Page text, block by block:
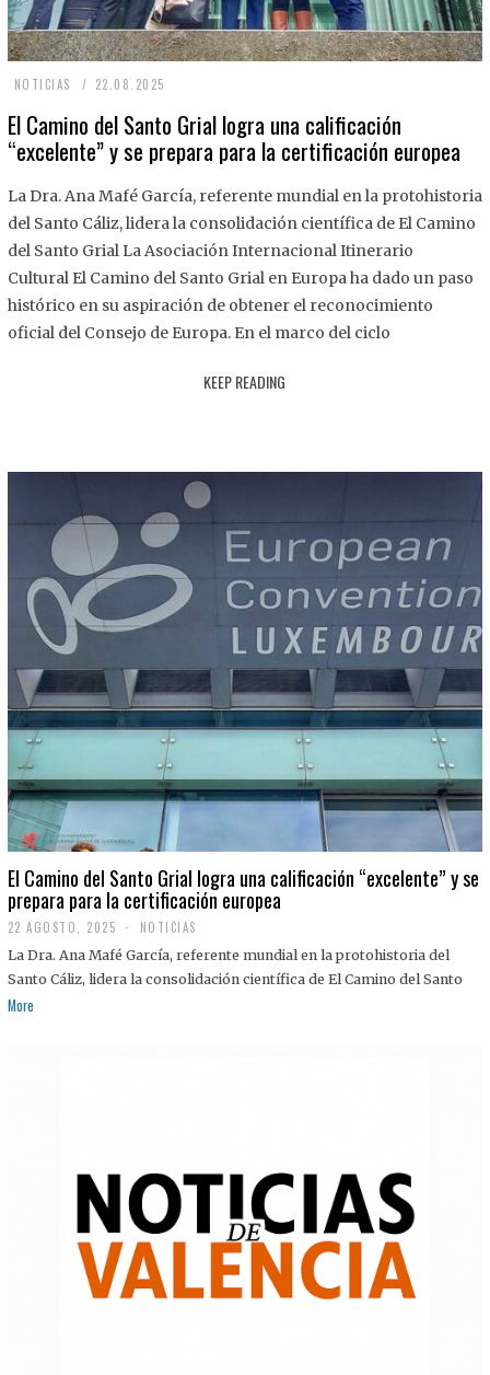
NOTICIAS 22.08.2025
.
8
2
2
El Camino del Santo Grial logra una calificación
“excelente” y se prepara para la certificación europea
La Dra. Ana Mafé García, referente mundial en la protohistoria
del Santo Cáliz, lidera la consolidación científica de El Camino
del Santo Grial La Asociación Internacional Itinerario
Cultural El Camino del Santo Grial en Europa ha dado un paso
histórico en su aspiración de obtener el reconocimiento
oficial del Consejo de Europa. En el marco del ciclo
KEEP READING
El Camino del Santo Grial logra una calificación “excelente” y se
prepara para la certificación europea
22 AGOSTO, 2025
2
A
G
NOTICIAS
La Dra. Ana Mafé García, referente mundial en la protohistoria del
Santo Cáliz, lidera la consolidación científica de El Camino del Santo
More